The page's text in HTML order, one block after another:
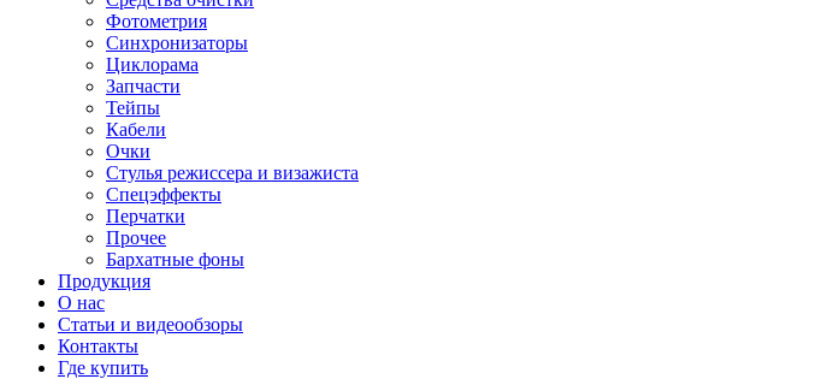
Фотометрия
Синхронизаторы
Циклорама
Запчасти
Тейпы
Кабели
Очки
Стулья режиссера и визажиста
Спецэффекты
Перчатки
Прочее
Бархатные фоны
Продукция
О нас
Статьи и видеообзоры
Контакты
Где купить